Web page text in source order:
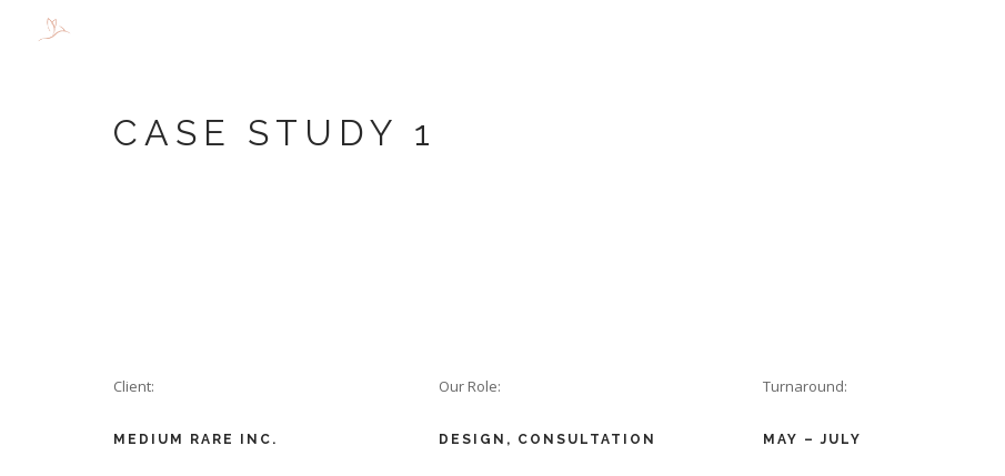
CASE STUDY 1
Client:
MEDIUM RARE INC.
Our Role:
DESIGN, CONSULTATION
Turnaround:
MAY – JULY